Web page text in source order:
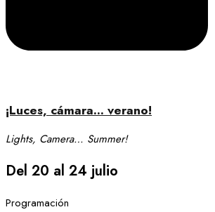
¡Luces, cámara… verano!
Lights, Camera… Summer!
Del 20 al 24 julio
Programación